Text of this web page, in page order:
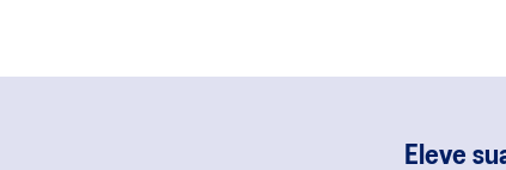
Eleve